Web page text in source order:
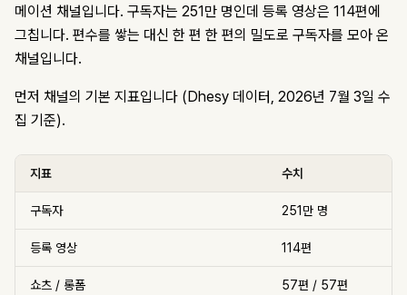
메이션 채널입니다. 구독자는 251만 명인데 등록 영상은 114편에
그칩니다. 편수를 쌓는 대신 한 편 한 편의 밀도로 구독자를 모아 온
채널입니다.
먼저 채널의 기본 지표입니다 (Dhesy 데이터, 2026년 7월 3일 수
집 기준).
지표 수치
구독자 251만 명
등록 영상 114편
쇼츠 / 롱폼 57편 / 57편